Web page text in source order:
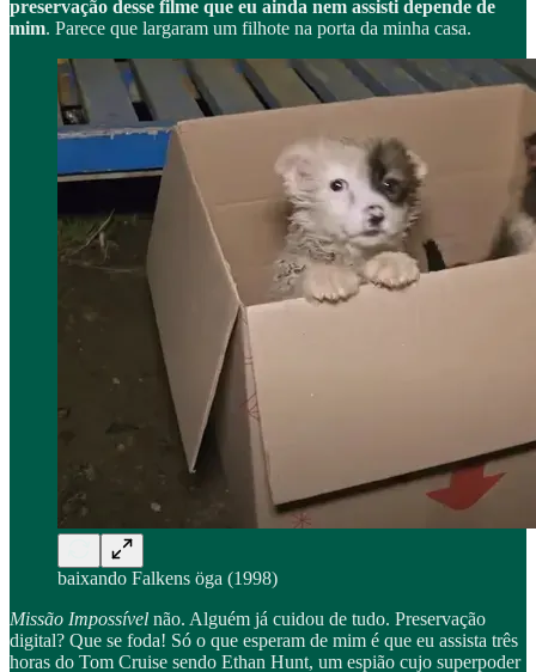
preservação desse filme que eu ainda nem assisti depende de
mim. Parece que largaram um filhote na porta da minha casa.
baixando Falkens öga (1998)
Missão Impossível não. Alguém já cuidou de tudo. Preservação
digital? Que se foda! Só o que esperam de mim é que eu assista três
horas do Tom Cruise sendo Ethan Hunt, um espião cujo superpoder